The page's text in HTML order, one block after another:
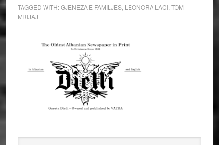
TAGGED WITH:GJENEZA E FAMILJES, LEONORA LACI, TOM
MRIJAJ